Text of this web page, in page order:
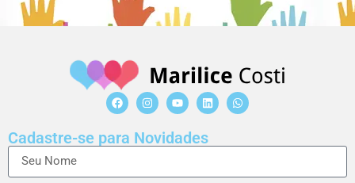
Cadastre-se para Novidades